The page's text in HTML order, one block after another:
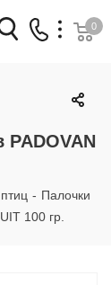
04
32
0
- Палочки
100 гр.